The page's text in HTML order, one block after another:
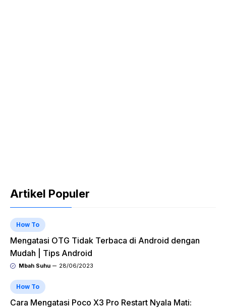
Artikel Populer
How To
Mengatasi OTG Tidak Terbaca di Android dengan
Mudah | Tips Android
Mbah Suhu 28/06/2023
How To
Cara Mengatasi Poco X3 Pro Restart Nyala Mati: